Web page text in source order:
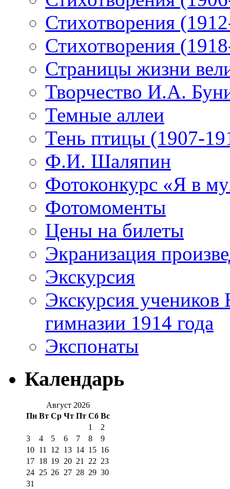
Стихотворения
Стихотворения
Страницы жизни
Творчество И.А.
Темные аллеи
Тень птицы (1907-
Ф.И. Шаляпин
Фотоконкурс «Я в
Фотомоменты
Цены на билеты
Экранизация
Экскурсия
Экскурсия
гимназии 1914 года
Экспонаты
Календарь
Август 2026
Пн Вт Ср Чт Пт Сб Вс
1
2
3
4 5 6 7 8
9
10 11 12 13 14 15 16
17 18 19 20 21 22 23
24 25 26 27 28 29 30
31